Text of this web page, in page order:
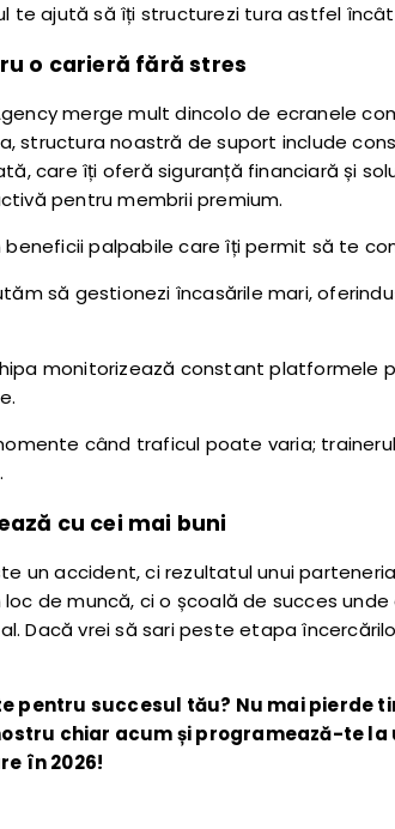
te ajută să îți structurezi tura astfel
o carieră fără stres
merge mult dincolo de ecranele
structura noastră de suport include
care îți oferă siguranță financiară și
pentru membrii premium.
palpabile care îți permit să te
să gestionezi încasările mari,
monitorizează constant
când traficul poate varia;
cu cei mai buni
un accident, ci rezultatul unui
loc de muncă, ci o școală de succes
Dacă vrei să sari peste etapa
pentru succesul tău? Nu mai
chiar acum și programează-te la
în 2026!